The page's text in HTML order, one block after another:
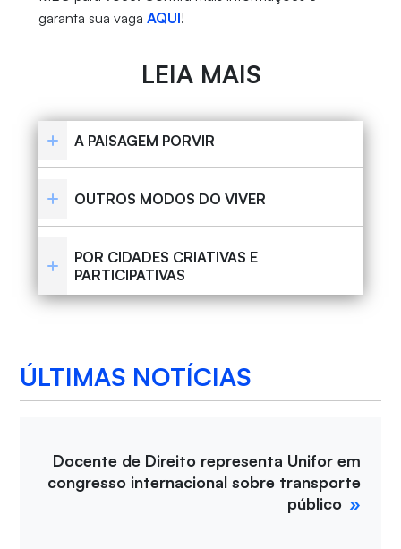
garanta sua vaga AQUI!
LEIA MAIS
A PAISAGEM PORVIR
OUTROS MODOS DO VIVER
POR CIDADES CRIATIVAS E
PARTICIPATIVAS
ÚLTIMAS NOTÍCIAS
Docente de Direito representa Unifor em
congresso internacional sobre transporte
público